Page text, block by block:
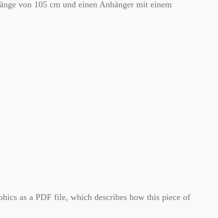
von 105 cm und einen Anhänger mit einem
as a PDF file, which describes how this piece of